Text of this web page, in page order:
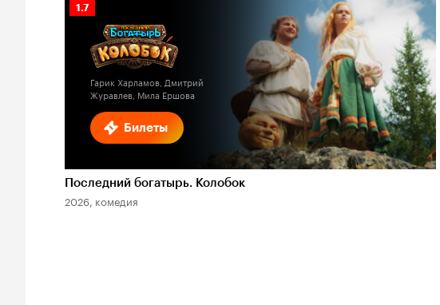
Билеты
Рейтинг
Кинопоиска
1.7
Гарик Харламов, Дмитрий
Журавлев, Мила Ершова
Последний богатырь. Колобок
2026, комедия